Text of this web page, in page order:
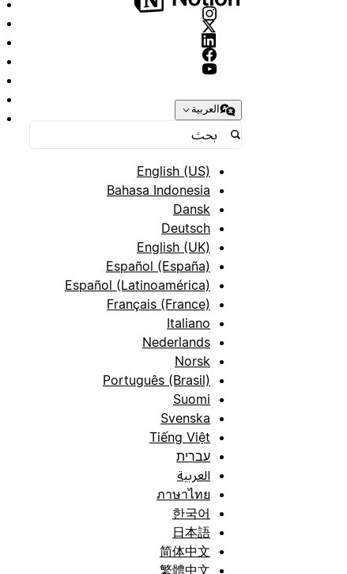
العربية
English (US)
Bahasa Indonesia
Dansk
Deutsch
English (UK)
Español (España)
Español (Latinoamérica)
Français (France)
Italiano
Nederlands
Norsk
Português (Brasil)
Suomi
Svenska
Tiếng Việt
עברית
العربية
ภาษาไทย
한국어
日本語
简体中文
繁體中文